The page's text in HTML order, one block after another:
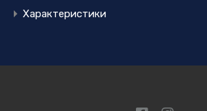
Характеристики